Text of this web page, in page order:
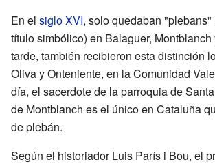
En el siglo XVI, solo quedaban "plebans"
título simbólico) en Balaguer, Montblanch
tarde, también recibieron esta distinción
Oliva y Onteniente, en la Comunidad
día, el sacerdote de la parroquia de
de Montblanch es el único en Cataluña
de plebán.
Según el historiador Luis París i Bou, el